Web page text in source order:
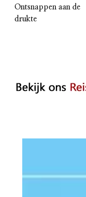
Ontsnappen aan de
drukte